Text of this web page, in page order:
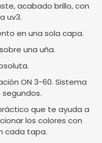
acabado brillo, con
uv3.
en una sola capa.
una uña.
ON 3-60. Sistema
que te ayuda a
los colores con
cada tapa.